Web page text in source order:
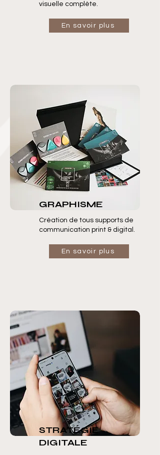
visuelle complète.
En savoir plus
GRAPHISME
Création de tous supports de
communication print & digital.
En savoir plus
STRATÉGIE
DIGITALE